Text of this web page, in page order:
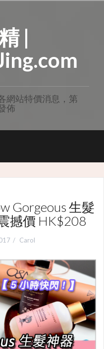
|
網站特價消息，第
佈
Gorgeous 生髮
撼價 HK$208
Carol